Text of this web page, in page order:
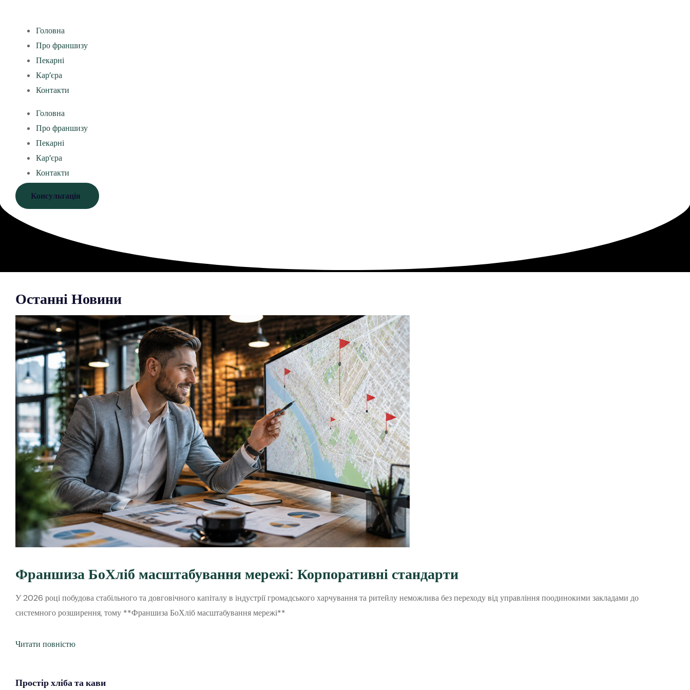
Головна
Про франшизу
Пекарні
Кар’єра
Контакти
Головна
Про франшизу
Пекарні
Кар’єра
Контакти
Консультація
Останні Новини
Франшиза БоХліб масштабування мережі: Корпоративні стандарти
У 2026 році побудова стабільного та довговічного капіталу в індустрії громадського харчування та ритейлу неможлива без переходу від управління поодинокими закладами до
системного розширення, тому **Франшиза БоХліб масштабування мережі**
Читати повністю
Простірхлібата кави